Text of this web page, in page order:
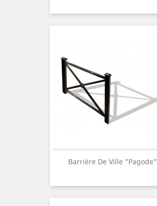
Barrière De Ville "Pagode"